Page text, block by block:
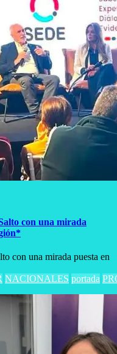
con una mirada
con una mirada puesta en
NACIONALES portada